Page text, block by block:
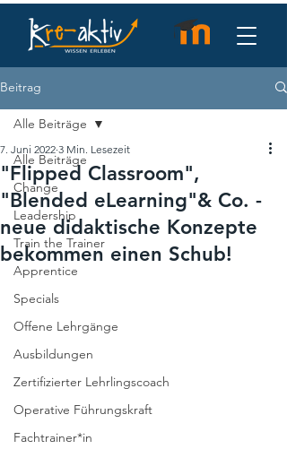
Beitrag
Alle Beiträge
Change
Leadership
Train the Trainer
Apprentice
Specials
Offene Lehrgänge
Ausbildungen
Zertifizierter Lehrlingscoach
Operative Führungskraft
Fachtrainer*in
Alle Beiträge
"Flipped Classroom",
"Blended eLearning"& Co. -
neue didaktische Konzepte
bekommen einen Schub!
7. Juni 2022 3 Min. Lesezeit